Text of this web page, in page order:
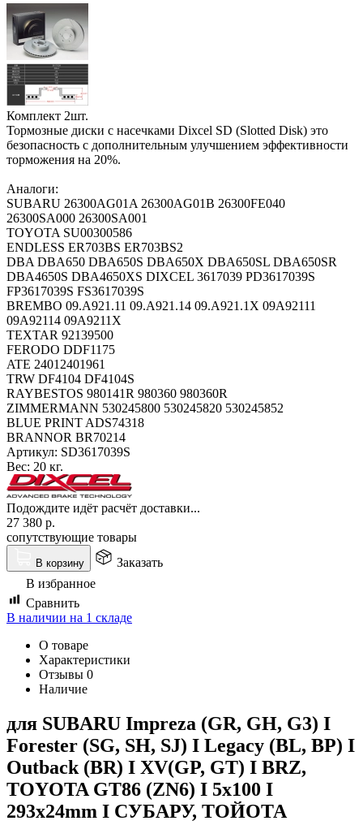
Комплект 2шт.
Тормозные диски с насечками Dixcel SD (Slotted Disk) это
безопасность с дополнительным улучшением эффективности
торможения на 20%.
Аналоги:
SUBARU 26300AG01A 26300AG01B 26300FE040
26300SA000 26300SA001
TOYOTA SU00300586
ENDLESS ER703BS ER703BS2
DBA DBA650 DBA650S DBA650X DBA650SL DBA650SR
DBA4650S DBA4650XS DIXCEL 3617039 PD3617039S
FP3617039S FS3617039S
BREMBO 09.A921.11 09.A921.14 09.A921.1X 09A92111
09A92114 09A9211X
TEXTAR 92139500
FERODO DDF1175
ATE 24012401961
TRW DF4104 DF4104S
RAYBESTOS 980141R 980360 980360R
ZIMMERMANN 530245800 530245820 530245852
BLUE PRINT ADS74318
BRANNOR BR70214
Артикул: SD3617039S
Вес: 20 кг.
Подождите идёт расчёт доставки...
27 380 р.
сопутствующие товары
В корзину
Заказать
В избранное
Сравнить
В наличии на 1 складе
О товаре
Характеристики
Отзывы 0
Наличие
для SUBARU Impreza (GR, GH, G3) I
Forester (SG, SH, SJ) I Legacy (BL, BP) I
Outback (BR) I XV(GP, GT) I BRZ,
TOYOTA GT86 (ZN6) I 5x100 I
293x24mm I СУБАРУ, ТОЙОТА